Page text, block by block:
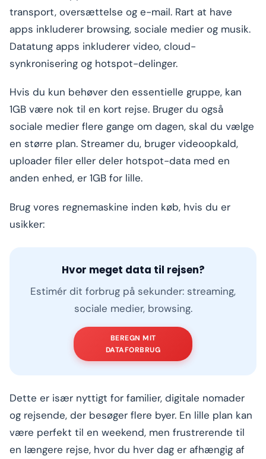
transport, oversættelse og e-mail. Rart at have
apps inkluderer browsing, sociale medier og musik.
Datatung apps inkluderer video, cloud-
synkronisering og hotspot-delinger.
Hvis du kun behøver den essentielle gruppe, kan
1GB være nok til en kort rejse. Bruger du også
sociale medier flere gange om dagen, skal du vælge
en større plan. Streamer du, bruger videoopkald,
uploader filer eller deler hotspot-data med en
anden enhed, er 1GB for lille.
Brug vores regnemaskine inden køb, hvis du er
usikker:
Hvor meget data til rejsen?
Estimér dit forbrug på sekunder: streaming,
sociale medier, browsing.
BEREGN MIT
DATAFORBRUG
Dette er især nyttigt for familier, digitale nomader
og rejsende, der besøger flere byer. En lille plan kan
være perfekt til en weekend, men frustrerende til
en længere rejse, hvor du hver dag er afhængig af